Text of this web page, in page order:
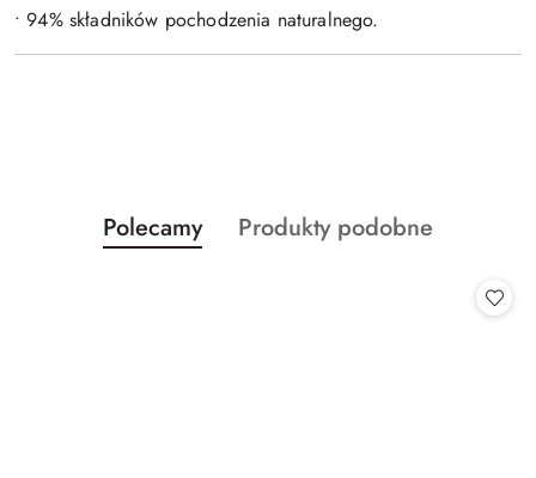
• 94% składników pochodzenia naturalnego.
Pomiń karuzelę produktów
Produkty
o
Polecamy
Produkty
Produkty podobne